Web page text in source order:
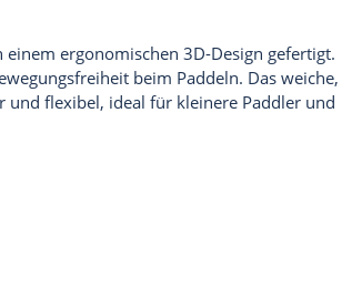
einem ergonomischen 3D-Design gefertigt.
beim Paddeln. Das weiche,
und flexibel, ideal für kleinere Paddler und